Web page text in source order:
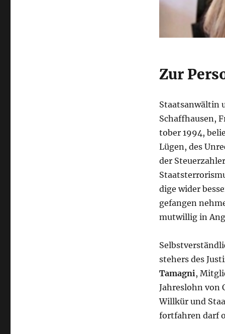
Zur
Staatsanwältin
Schaffhau­sen,
to­ber 1994,
Lü­gen, des
der
dige wider
gefan­gen
mut­willig in
stehers des
Tamagni,
Jahreslohn von
Willkür und
fortfahren darf